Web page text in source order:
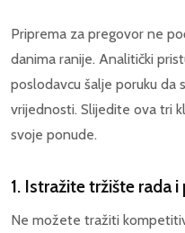
Priprema za pregovor ne
danima ranije. Analitički
poslodavcu šalje poruku da
vrijednosti. Slijedite ova tri
svoje ponude.
1. Istražite tržište rada
Ne možete tražiti